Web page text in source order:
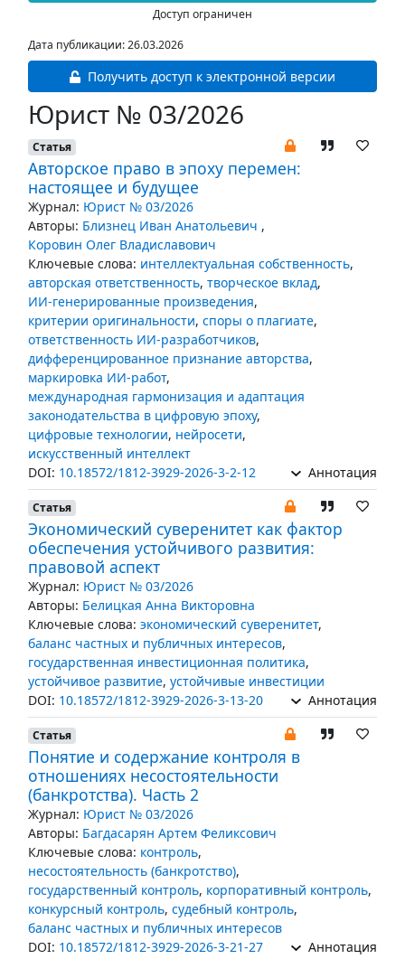
Доступ ограничен
Дата публикации: 26.03.2026
Получить доступ к электронной версии
Юрист № 03/2026
Статья
Авторское право в эпоху перемен:
настоящее и будущее
Журнал: Юрист № 03/2026
Авторы: Близнец Иван Анатольевич ,
Коровин Олег Владиславович
Ключевые слова: интеллектуальная собственность,
авторская ответственность, творческое вклад,
ИИ-генерированные произведения,
критерии оригинальности, споры о плагиате,
ответственность ИИ-разработчиков,
дифференцированное признание авторства,
маркировка ИИ-работ,
международная гармонизация и адаптация
законодательства в цифровую эпоху,
цифровые технологии, нейросети,
искусственный интеллект
DOI: 10.18572/1812-3929-2026-3-2-12 Аннотация
Статья
Экономический суверенитет как фактор
обеспечения устойчивого развития:
правовой аспект
Журнал: Юрист № 03/2026
Авторы: Белицкая Анна Викторовна
Ключевые слова: экономический суверенитет,
баланс частных и публичных интересов,
государственная инвестиционная политика,
устойчивое развитие, устойчивые инвестиции
DOI: 10.18572/1812-3929-2026-3-13-20 Аннотация
Статья
Понятие и содержание контроля в
отношениях несостоятельности
(банкротства). Часть 2
Журнал: Юрист № 03/2026
Авторы: Багдасарян Артем Феликсович
Ключевые слова: контроль,
несостоятельность (банкротство),
государственный контроль, корпоративный контроль,
конкурсный контроль, судебный контроль,
баланс частных и публичных интересов
DOI: 10.18572/1812-3929-2026-3-21-27 Аннотация